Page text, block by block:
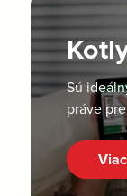
Sú
práve
Viac